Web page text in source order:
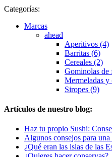
Categorías:
Marcas
ahead
Aperitivos (4)
Barritas (6)
Cereales (2)
Gominolas de
Mermeladas
Siropes (9)
Artículos de nuestro blog:
Haz tu propio Sushi:
Algunos consejos para una
¿Qué eran las islas de las